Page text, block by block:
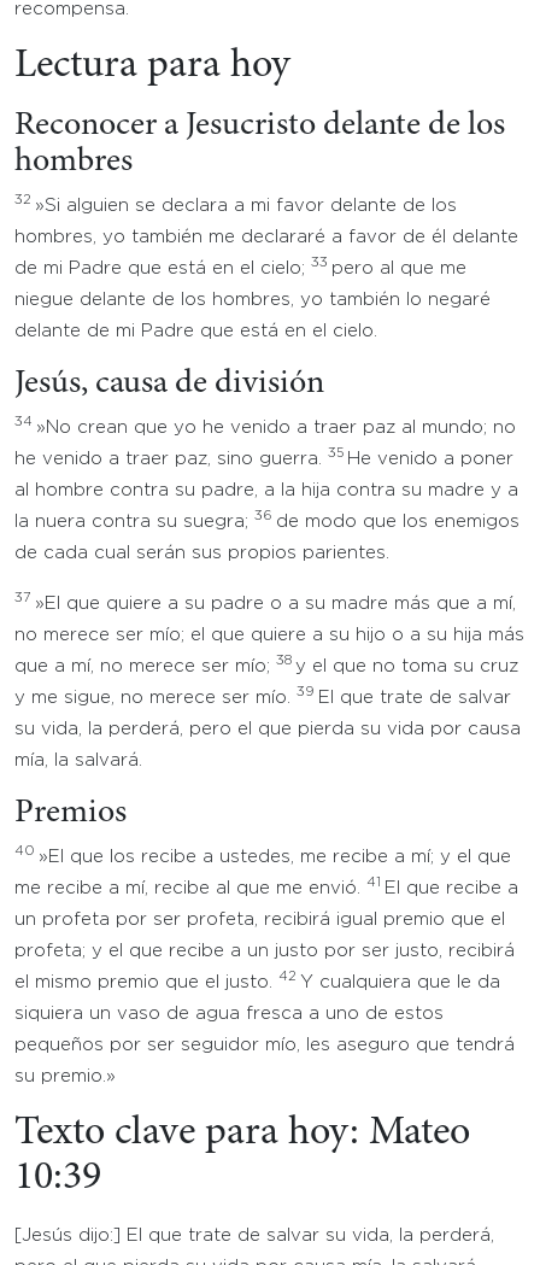
recompensa.
Lectura para hoy
Reconocer a Jesucristo delante de los
hombres
32 »Si alguien se declara a mi favor delante de los
hombres, yo también me declararé a favor de él delante
de mi Padre que está en el cielo; 33 pero al que me
niegue delante de los hombres, yo también lo negaré
delante de mi Padre que está en el cielo.
Jesús, causa de división
34 »No crean que yo he venido a traer paz al mundo; no
he venido a traer paz, sino guerra.
35 He venido a poner
al hombre contra su padre, a la hija contra su madre y a
la nuera contra su suegra; 36 de modo que los enemigos
de cada cual serán sus propios parientes.
37 »El que quiere a su padre o a su madre más que a mí,
no merece ser mío; el que quiere a su hijo o a su hija más
que a mí, no merece ser mío; 38 y el que no toma su cruz
y me sigue, no merece ser mío.
39 El que trate de salvar
su vida, la perderá, pero el que pierda su vida por causa
mía, la salvará.
Premios
40 »El que los recibe a ustedes, me recibe a mí; y el que
me recibe a mí, recibe al que me envió.
41
El que recibe a
un profeta por ser profeta, recibirá igual premio que el
profeta; y el que recibe a un justo por ser justo, recibirá
el mismo premio que el justo.
42 Y cualquiera que le da
siquiera un vaso de agua fresca a uno de estos
pequeños por ser seguidor mío, les aseguro que tendrá
su premio.»
Texto clave para hoy: Mateo
10:39
[Jesús dijo:] El que trate de salvar su vida, la perderá,